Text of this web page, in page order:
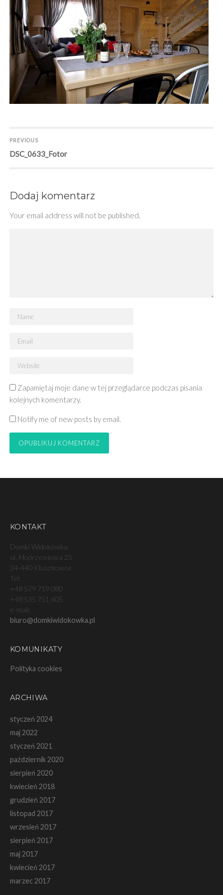
Nawigacja
wpisu
PREVIOUS
Previous
DSC_0633_Fotor
Dodaj komentarz
Your email address will not be published.
Zapamiętaj moje dane w tej przeglądarce podczas pisania
kolejnych komentarzy.
Notify me of new posts by email.
KONTAKT
Domki Widokówka
ul. Modrzewiowa 25
34-440 Kluszkowce
Tel:
+48 579 719 080
+48 535 751 605
e-mail:
biuro@domkiwidokowka.pl
KOMUNIKATY
Polityka cookies
ARCHIWA
styczeń 2024
maj 2022
styczeń 2021
październik 2020
sierpień 2020
kwiecień 2018
grudzień 2017
listopad 2017
wrzesień 2017
sierpień 2017
maj 2017
kwiecień 2017
marzec 2017